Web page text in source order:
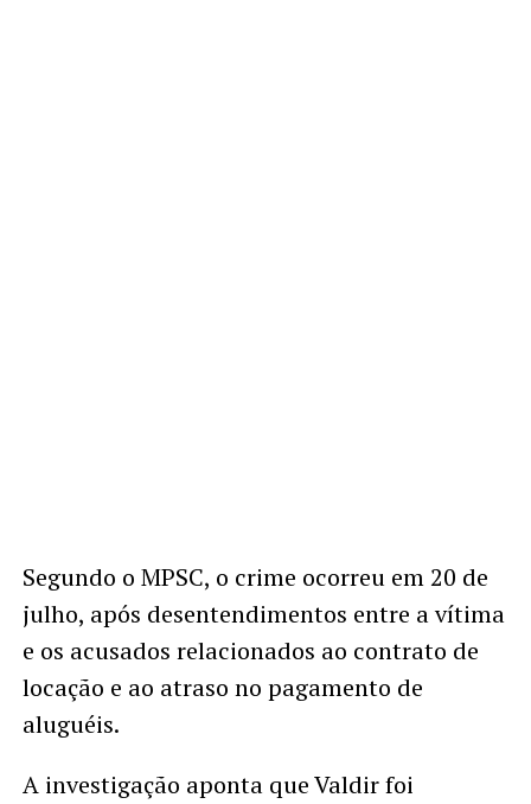
Segundo o MPSC, o crime ocorreu em 20 de
julho, após desentendimentos entre a vítima
e os acusados relacionados ao contrato de
locação e ao atraso no pagamento de
aluguéis.
A investigação aponta que Valdir foi